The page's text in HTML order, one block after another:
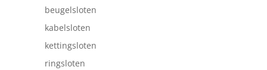
beugelsloten
kabelsloten
kettingsloten
ringsloten